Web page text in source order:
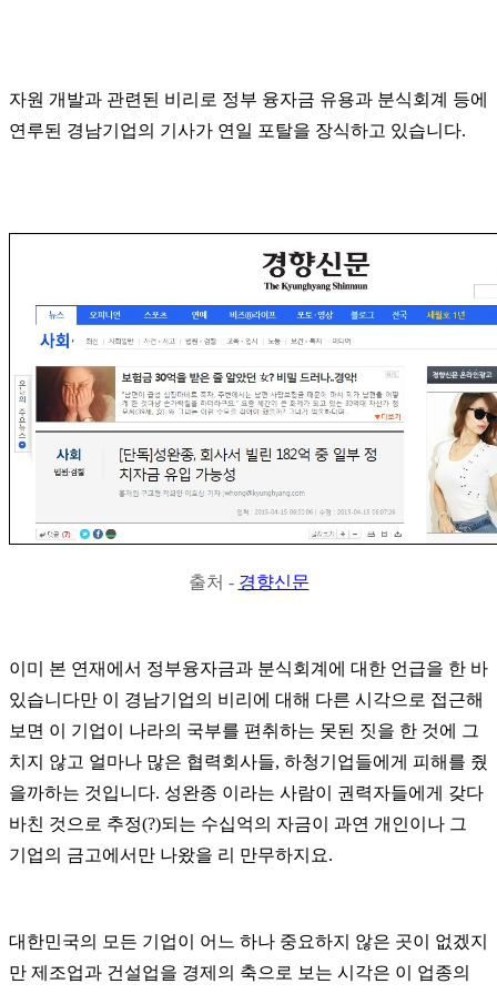
자원 개발과 관련된 비리로 정부 융자금 유용과 분식회계 등에
연루된 경남기업의 기사가 연일 포탈을 장식하고 있습니다.
출처 - 경향신문
이미 본 연재에서 정부융자금과 분식회계에 대한 언급을 한 바
있습니다만 이 경남기업의 비리에 대해 다른 시각으로 접근해
보면 이 기업이 나라의 국부를 편취하는 못된 짓을 한 것에 그
치지 않고 얼마나 많은 협력회사들, 하청기업들에게 피해를 줬
을까하는 것입니다. 성완종 이라는 사람이 권력자들에게 갖다
바친 것으로 추정(?)되는 수십억의 자금이 과연 개인이나 그
기업의 금고에서만 나왔을 리 만무하지요.
대한민국의 모든 기업이 어느 하나 중요하지 않은 곳이 없겠지
만 제조업과 건설업을 경제의 축으로 보는 시각은 이 업종의